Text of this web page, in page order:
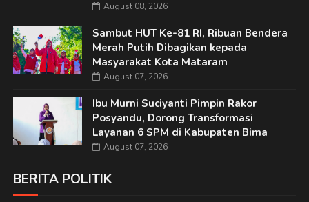
August 08, 2026
Sambut HUT Ke-81 RI, Ribuan Bendera
Merah Putih Dibagikan kepada
Masyarakat Kota Mataram
August 07, 2026
Ibu Murni Suciyanti Pimpin Rakor
Posyandu, Dorong Transformasi
Layanan 6 SPM di Kabupaten Bima
August 07, 2026
BERITA POLITIK